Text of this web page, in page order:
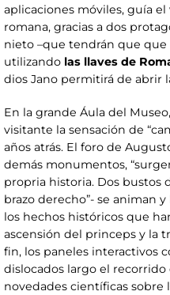
aplicaciones móviles, guía
romana, gracias a dos
nieto –que tendrán que que
utilizando las llaves de
dios Jano permitirá de abrir
En la grande Áula del
visitante la sensación de
años atrás. El foro de
demás monumentos,
propria historia. Dos bustos
brazo derecho”- se animan
los hechos históricos que
ascensión del princeps y la
fin, los paneles interactivos
dislocados largo el
novedades científicas sobre